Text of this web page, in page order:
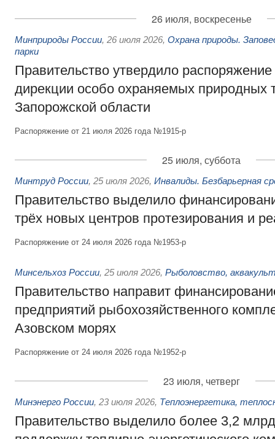
26 июля, воскресенье
Минприроды России, 26 июля 2026, Охрана природы.
парки
Правительство утвердило
дирекции особо охраняемых природных
Запорожской области
Распоряжение от 21 июля 2026 года №1915-р
25 июля, суббота
Минтруд России, 25 июля 2026, Инвалиды. Безбарьерная
Правительство выделило
трёх новых центров протезирования и
Распоряжение от 24 июля 2026 года №1953-р
Минсельхоз России, 25 июля 2026, Рыболовство,
Правительство направит
предприятий рыбохозяйственного
Азовском морях
Распоряжение от 24 июля 2026 года №1952-р
23 июля, четверг
Минэнерго России, 23 июля 2026, Теплоэнергетика,
Правительство выделило более 3,2